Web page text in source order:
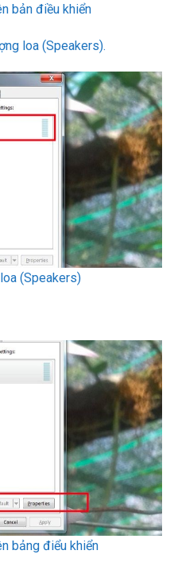
bản điều khiển
loa (Speakers).
(Speakers)
bảng điểu khiển